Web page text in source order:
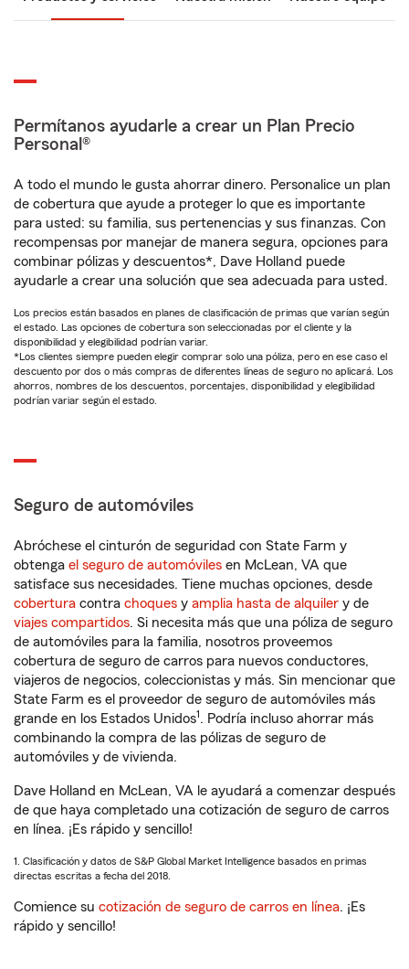
Permítanos ayudarle a crear un Plan Precio
Personal®
A todo el mundo le gusta ahorrar dinero. Personalice un plan
de cobertura que ayude a proteger lo que es importante
para usted: su familia, sus pertenencias y sus finanzas. Con
recompensas por manejar de manera segura, opciones para
combinar pólizas y descuentos*, Dave Holland puede
ayudarle a crear una solución que sea adecuada para usted.
Los precios están basados en planes de clasificación de primas que varían según
el estado. Las opciones de cobertura son seleccionadas por el cliente y la
disponibilidad y elegibilidad podrían variar.
*Los clientes siempre pueden elegir comprar solo una póliza, pero en ese caso el
descuento por dos o más compras de diferentes líneas de seguro no aplicará. Los
ahorros, nombres de los descuentos, porcentajes, disponibilidad y elegibilidad
podrían variar según el estado.
Seguro de automóviles
Abróchese el cinturón de seguridad con State Farm y
obtenga el seguro de automóviles en McLean, VA que
satisface sus necesidades. Tiene muchas opciones, desde
cobertura contra choques y amplia hasta de alquiler y de
viajes compartidos. Si necesita más que una póliza de seguro
de automóviles para la familia, nosotros proveemos
cobertura de seguro de carros para nuevos conductores,
viajeros de negocios, coleccionistas y más. Sin mencionar que
State Farm es el proveedor de seguro de automóviles más
grande en los Estados Unidos1. Podría incluso ahorrar más
combinando la compra de las pólizas de seguro de
automóviles y de vivienda.
Dave Holland en McLean, VA le ayudará a comenzar después
de que haya completado una cotización de seguro de carros
en línea. ¡Es rápido y sencillo!
1. Clasificación y datos de S&P Global Market Intelligence basados en primas
directas escritas a fecha del 2018.
Comience su cotización de seguro de carros en línea. ¡Es
rápido y sencillo!